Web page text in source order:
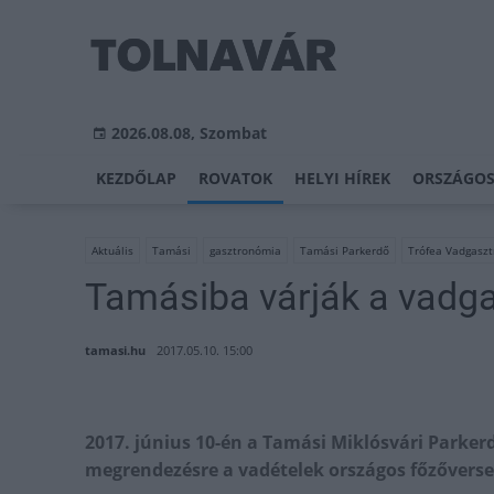
2026.08.08, Szombat
KEZDŐLAP ROVATOK HELYI HÍREK
Aktuális Tamási gasztronómia Tamási Parkerdő Trófea
Tamásiba várják a
tamasi.hu 2017.05.10. 15:00
2017. június 10-én a Tamási Miklósvári
megrendezésre a vadételek országos